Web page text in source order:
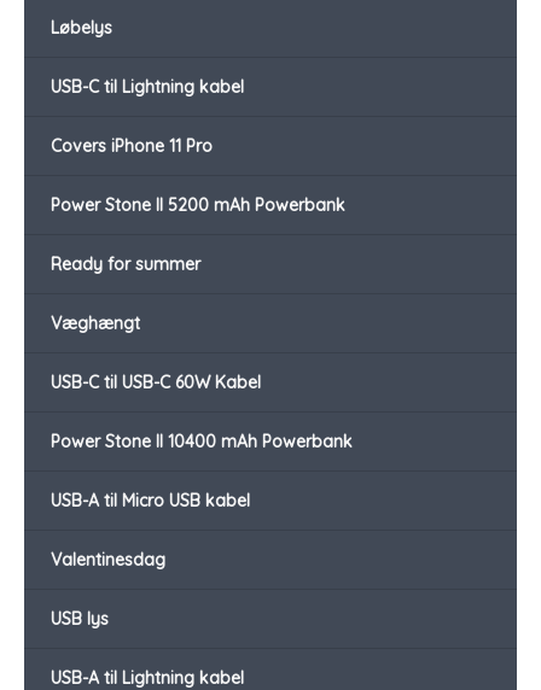
Løbelys
USB-C til Lightning kabel
Covers iPhone 11 Pro
Power Stone II 5200 mAh Powerbank
Ready for summer
Væghængt
USB-C til USB-C 60W Kabel
Power Stone II 10400 mAh Powerbank
USB-A til Micro USB kabel
Valentinesdag
USB lys
USB-A til Lightning kabel